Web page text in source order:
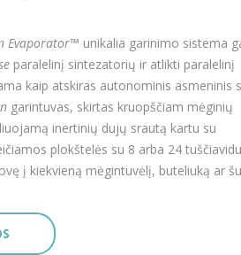
Evaporator™ unikalia garinimo sistema
paralelinį sintezatorių ir atlikti paralelinį
kaip atskiras autonominis asmeninis
garintuvas, skirtas kruopščiam mėginių
inertinių dujų srautą kartu su
plokštelės su 8 arba 24
į kiekvieną mėgintuvėlį, buteliuką ar